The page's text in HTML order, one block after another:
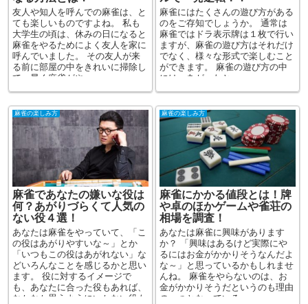
友人や知人を呼んでの麻雀は、と
ても楽しいものですよね。 私も
大学生の頃は、休みの日になると
麻雀をやるためによく友人を家に
呼んでいました。 その友人が来
る前に部屋の中をきれいに掃除し
て、早く麻雀がや...
麻雀にはたくさんの遊び方がある
のをご存知でしょうか。 通常は
麻雀ではドラ表示牌は１枚で行い
ますが、麻雀の遊び方はそれだけ
でなく、様々な形式で楽しむこと
ができます。 麻雀の遊び方の中
には、あがったと...
麻雀の楽しみ方
麻雀であなたの嫌いな役は
何？あがりづらくて人気の
ない役４選！
あなたは麻雀をやっていて、「こ
の役はあがりやすいな～」とか
「いつもこの役はあがれない」な
どいろんなことを感じるかと思い
ます。 役に対するイメージで
も、あなたに合った役もあれば、
なかなか思うようにいかない役も
麻雀の楽しみ方
麻雀にかかる値段とは！牌
や卓のほかゲームや雀荘の
相場を調査！
あなたは麻雀に興味があります
か？ 「興味はあるけど実際にや
るにはお金がかかりそうなんだよ
な～」と思っているかもしれませ
んね。 麻雀をやらないのは、お
金がかかりそうだというのも理由
の一つとなっている...